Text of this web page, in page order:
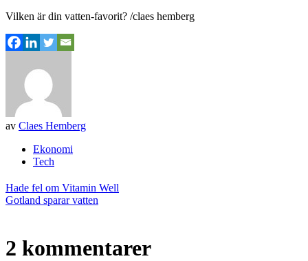
Vilken är din vatten-favorit? /claes hemberg
av Claes Hemberg
Ekonomi
Tech
Inläggsnavigering
Hade fel om Vitamin Well
Gotland sparar vatten
2 kommentarer